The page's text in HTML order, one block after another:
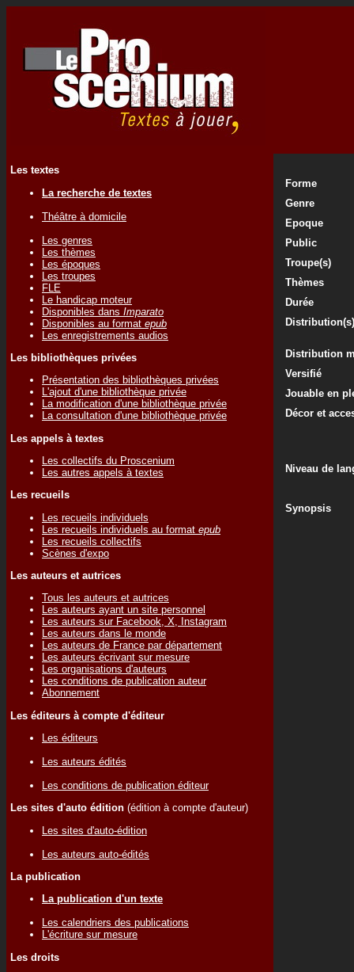
Les textes
La recherche de textes
Théâtre à domicile
Les genres
Les thèmes
Les époques
Les troupes
FLE
Le handicap moteur
Disponibles dans Imparato
Disponibles au format epub
Les enregistrements audios
Les bibliothèques privées
Présentation des bibliothèques privées
L'ajout d'une bibliothèque privée
La modification d'une bibliothèque privée
La consultation d'une bibliothèque privée
Les appels à textes
Les collectifs du Proscenium
Les autres appels à textes
Les recueils
Les recueils individuels
Les recueils individuels au format epub
Les recueils collectifs
Scènes d'expo
Les auteurs et autrices
Tous les auteurs et autrices
Les auteurs ayant un site personnel
Les auteurs sur Facebook, X, Instagram
Les auteurs dans le monde
Les auteurs de France par département
Les auteurs écrivant sur mesure
Les organisations d'auteurs
Les conditions de publication auteur
Abonnement
Les éditeurs à compte d'éditeur
Les éditeurs
Les auteurs édités
Les conditions de publication éditeur
Les sites d'auto édition (édition à compte d'auteur)
Les sites d'auto-édition
Les auteurs auto-édités
La publication
La publication d'un texte
Les calendriers des publications
L'écriture sur mesure
Les droits
Forme
Genre
Epoque
Public
Troupe(s)
Thèmes
Durée
Distribution(s)
Distribution
Versifié
Jouable en
Décor et
Niveau de
Synopsis